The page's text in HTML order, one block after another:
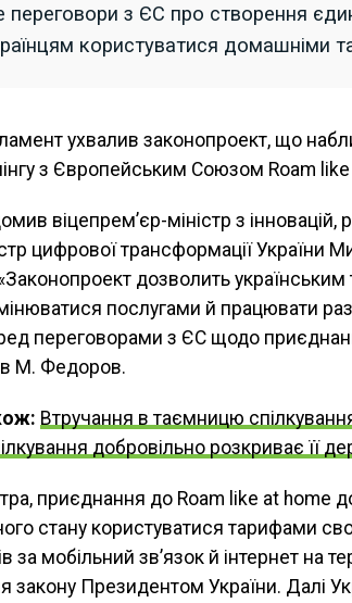
переговори з ЄС про створення
користуватися домашніми
ухвалив законопроект, що
з Європейським Союзом Roam
віцепрем’єр-міністр з інновацій,
цифрової трансформації України
дозволить
послугами й працювати
переговорами з ЄС щодо
М. Федоров.
Втручання в таємницю
добровільно розкриває її
приєднання до Roam like at home
стану користуватися тарифами
за мобільний зв’язок й інтернет на
закону Президентом України. Далі